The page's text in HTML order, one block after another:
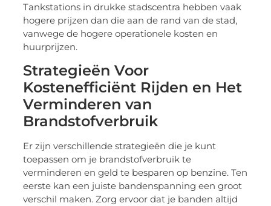
Tankstations in drukke stadscentra hebben vaak
hogere prijzen dan die aan de rand van de stad,
vanwege de hogere operationele kosten en
huurprijzen.
Strategieën Voor
Kostenefficiënt Rijden en Het
Verminderen van
Brandstofverbruik
Er zijn verschillende strategieën die je kunt
toepassen om je brandstofverbruik te
verminderen en geld te besparen op benzine. Ten
eerste kan een juiste bandenspanning een groot
verschil maken. Zorg ervoor dat je banden altijd